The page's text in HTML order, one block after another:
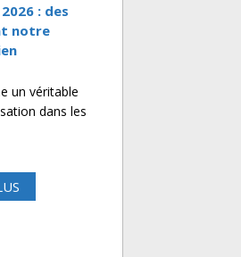
: des
notre
un véritable
dans les